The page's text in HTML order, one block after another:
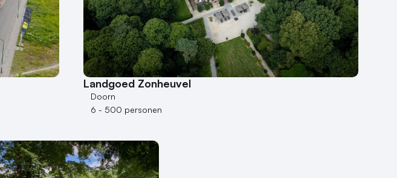
Landgoed Zonheuvel
Doorn
6 - 500 personen